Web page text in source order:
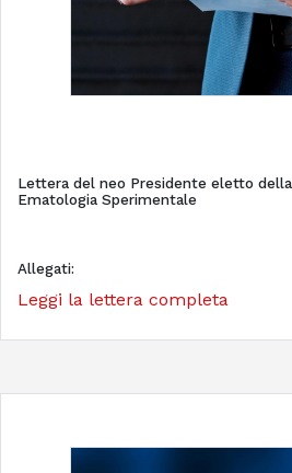
Lettera del neo Presidente eletto
Ematologia Sperimentale
Allegati:
Leggi la lettera completa